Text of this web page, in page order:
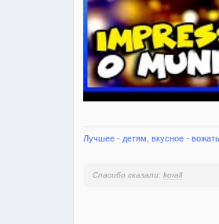
Лучшее - детям, вкусное -
Спасибо сказали: korall